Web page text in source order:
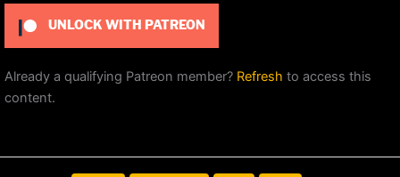
UNLOCK WITH PATREON
Already a qualifying Patreon member? Refresh to access this
content.